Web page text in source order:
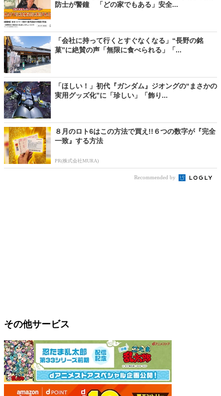
防士が警鐘 「どの家でもある」安全...
「会社に持って行くとすぐなくなる」“長野の銘
菓”に絶賛の声「無限に食べられる」「...
「ほしい！」初代『ガンダム』ジオングの“まさかの
実用グッズ化”に「珍しい」「飾り...
８月のロト6はこの方法で買え!!６つの数字が『完全
一致』する方法
PR(株式会社MURA)
Recommended by
その他サービス